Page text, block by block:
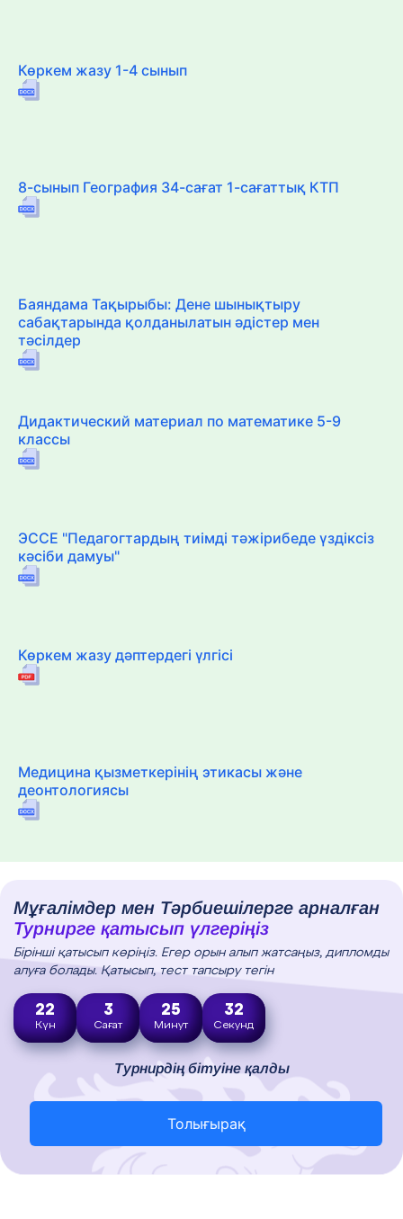
Көркем жазу 1-4 сынып
8-сынып География 34-сағат 1-сағаттық КТП
Баяндама Тақырыбы: Дене шынықтыру
сабақтарында қолданылатын әдістер мен
тәсілдер
Дидактический материал по математике 5-9
классы
ЭССЕ "Педагогтардың тиімді тәжірибеде үздіксіз
кәсіби дамуы"
Көркем жазу дәптердегі үлгісі
Медицина қызметкерінің этикасы және
деонтологиясы
Мұғалімдер мен Тәрбиешілерге арналған
Турнирге қатысып үлгеріңіз
Бірінші қатысып көріңіз. Егер орын алып жатсаңыз, дипломды
алуға болады. Қатысып, тест тапсыру тегін
22
Күн
3
Сағат
25
Минут
31
Секунд
Турнирдің бітуіне қалды
Толығырақ